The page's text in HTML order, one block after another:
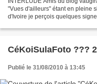
"Vues d'ailleurs" étant en pleine
d'Ivoire je perçois quelques
CéKoiSulaFoto ???
Publié le 31/08/2010 à 13:45